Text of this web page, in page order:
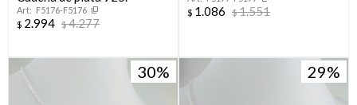
F5176-F5176
$ 2.994 $4.277
$ 1.086 $1.551
30 29